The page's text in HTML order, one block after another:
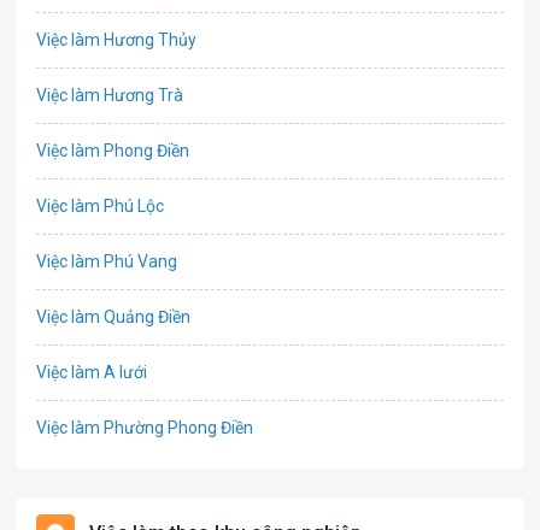
Việc làm Hương Thủy
Việc làm Hương Trà
Việc làm Phong Điền
Việc làm Phú Lộc
Việc làm Phú Vang
Việc làm Quảng Điền
Việc làm A lưới
Việc làm Phường Phong Điền